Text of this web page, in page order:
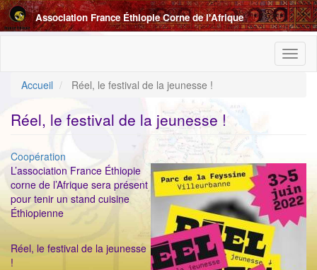
Aller
au
contenu
Association France Éthiopie Corne de l'Afrique
Accueil
Réel, le festival de la jeunesse !
Réel, le festival de la jeunesse !
Catégorie
Coopération
ImageenAvant
L’association France Éthiopie
corne de l’Afrique sera présent
pour tenir un stand cuisine
Éthiopienne
Réel, le festival de la jeunesse
!